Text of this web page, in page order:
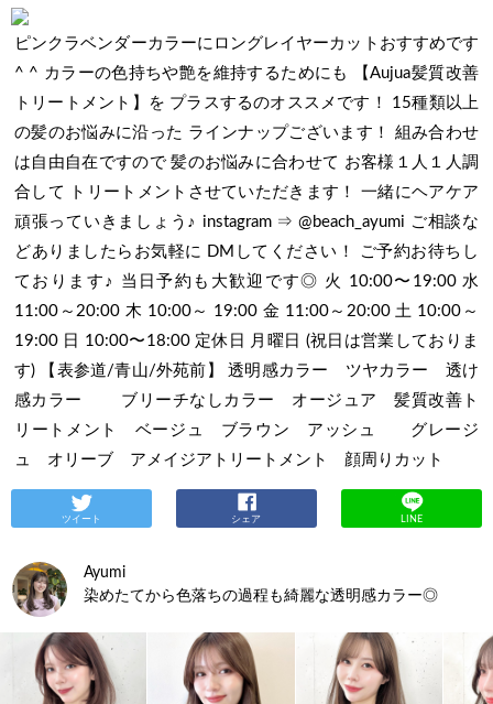
ピンクラベンダーカラーにロングレイヤーカットおすすめです
^ ^ カラーの色持ちや艶を維持するためにも 【Aujua髪質改善
トリートメント】を プラスするのオススメです！ 15種類以上
の髪のお悩みに沿った ラインナップございます！ 組み合わせ
は自由自在ですので 髪のお悩みに合わせて お客様１人１人調
合して トリートメントさせていただきます！ 一緒にヘアケア
頑張っていきましょう♪ instagram ⇒ @beach_ayumi ご相談な
どありましたらお気軽に DMしてください！ ご予約お待ちし
ております♪ 当日予約も大歓迎です◎ 火 10:00〜19:00 水
11:00～20:00 木 10:00～ 19:00 金 11:00～20:00 土 10:00～
19:00 日 10:00〜18:00 定休日 月曜日 (祝日は営業しておりま
す) 【表参道/青山/外苑前】 透明感カラー ツヤカラー 透け
感カラー ブリーチなしカラー オージュア 髪質改善ト
リートメント ベージュ ブラウン アッシュ グレージ
ュ オリーブ アメイジアトリートメント 顔周りカット
ツイート シェア LINE
Ayumi
染めたてから色落ちの過程も綺麗な透明感カラー◎